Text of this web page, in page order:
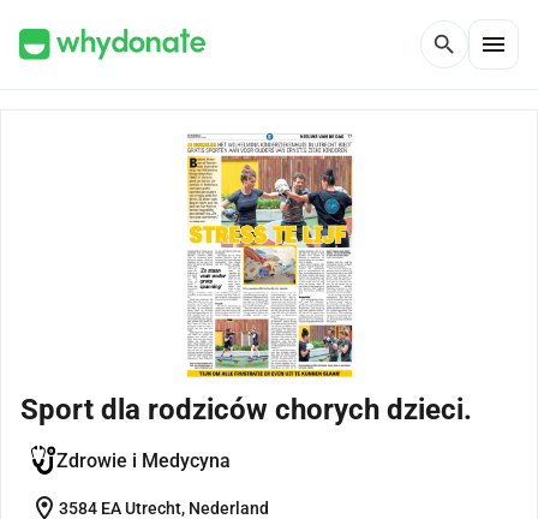
search menu
Sport dla rodziców chorych dzieci.
Zdrowie i Medycyna
location_on 3584 EA Utrecht, Nederland